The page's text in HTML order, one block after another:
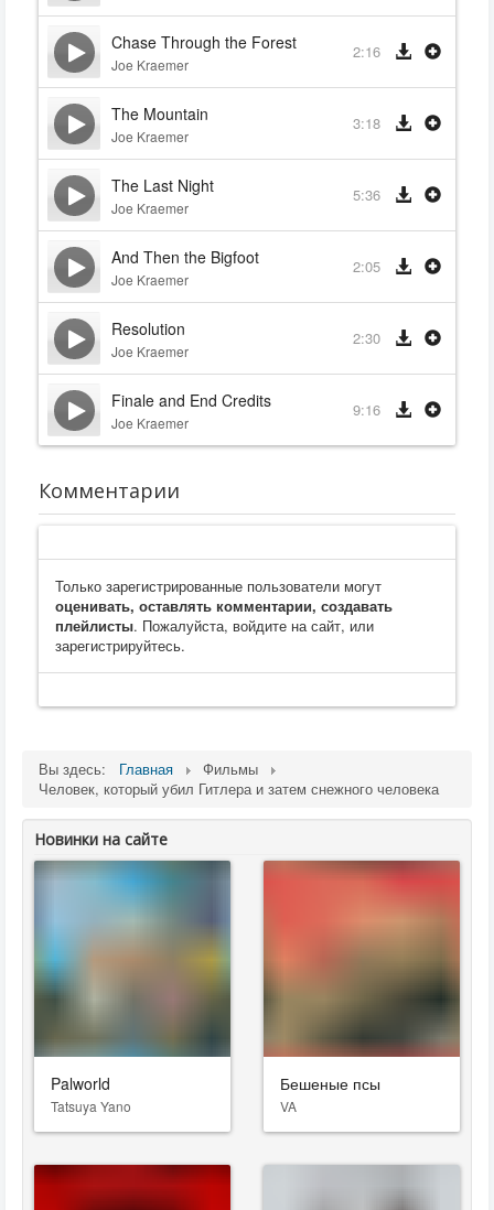
Chase Through the Forest
Joe Kraemer
2:16
The Mountain
Joe Kraemer
3:18
The Last Night
Joe Kraemer
5:36
And Then the Bigfoot
Joe Kraemer
2:05
Resolution
Joe Kraemer
2:30
Finale and End Credits
Joe Kraemer
9:16
Комментарии
Только зарегистрированные пользователи могут
оценивать, оставлять комментарии, создавать
плейлисты. Пожалуйста, войдите на сайт, или
зарегистрируйтесь.
Вы здесь: Главная
Фильмы
Человек, который убил Гитлера и затем снежного человека
Новинки на сайте
Palworld
Tatsuya Yano
Бешеные псы
VA